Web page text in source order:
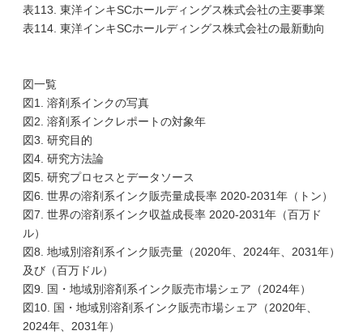
表113. 東洋インキSCホールディングス株式会社の主要事業
表114. 東洋インキSCホールディングス株式会社の最新動向
図一覧
図1. 溶剤系インクの写真
図2. 溶剤系インクレポートの対象年
図3. 研究目的
図4. 研究方法論
図5. 研究プロセスとデータソース
図6. 世界の溶剤系インク販売量成長率 2020-2031年（トン）
図7. 世界の溶剤系インク収益成長率 2020-2031年（百万ド
ル）
図8. 地域別溶剤系インク販売量（2020年、2024年、2031年）
及び（百万ドル）
図9. 国・地域別溶剤系インク販売市場シェア（2024年）
図10. 国・地域別溶剤系インク販売市場シェア（2020年、
2024年、2031年）